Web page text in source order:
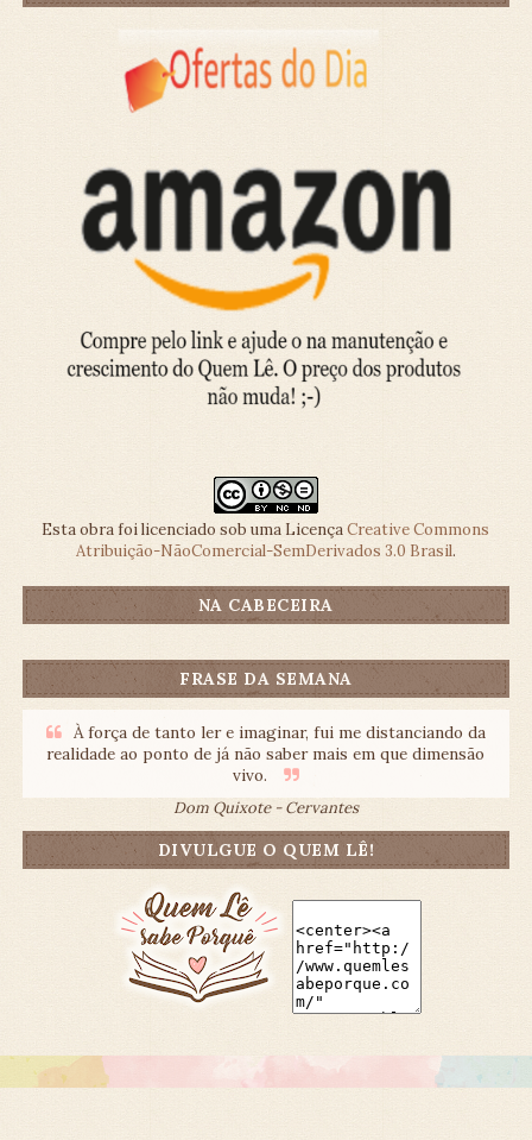
Esta obra foi licenciado sob uma LicençaCreative Commons
Atribuição-NãoComercial-SemDerivados 3.0 Brasil.
NA CABECEIRA
FRASE DA SEMANA
À força de tanto ler e imaginar, fui me distanciando da
realidade ao ponto de já não saber mais em que dimensão
vivo.
Dom Quixote - Cervantes
DIVULGUE O QUEM LÊ!